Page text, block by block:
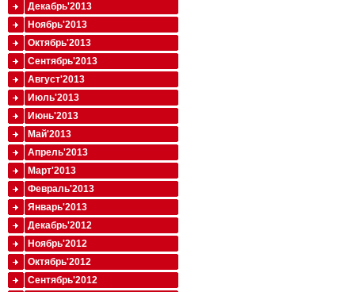
Декабрь'2013
Ноябрь'2013
Октябрь'2013
Сентябрь'2013
Август'2013
Июль'2013
Июнь'2013
Май'2013
Апрель'2013
Март'2013
Февраль'2013
Январь'2013
Декабрь'2012
Ноябрь'2012
Октябрь'2012
Сентябрь'2012